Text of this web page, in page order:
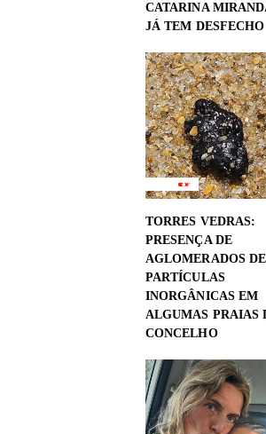
CATARINA
JÁ TEM DESFECHO
TORRES VEDRAS:
PRESENÇA DE
AGLOMERADOS DE
PARTÍCULAS
INORGÂNICAS EM
ALGUMAS PRAIAS
CONCELHO